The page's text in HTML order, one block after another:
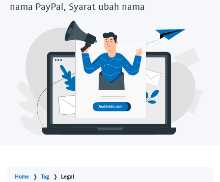
nama PayPal, Syarat ubah nama
Home Tag Legal